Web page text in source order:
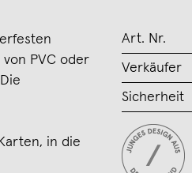
PVC oder
in die
Art. Nr.
Verkäufer
Sicherheit